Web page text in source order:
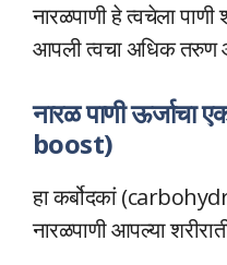
नारळपाणी हे त्वचेला
आपली त्वचा अधिक तरुण
नारळ पाणी
boost)
हा कर्बोदकां
नारळपाणी आपल्या